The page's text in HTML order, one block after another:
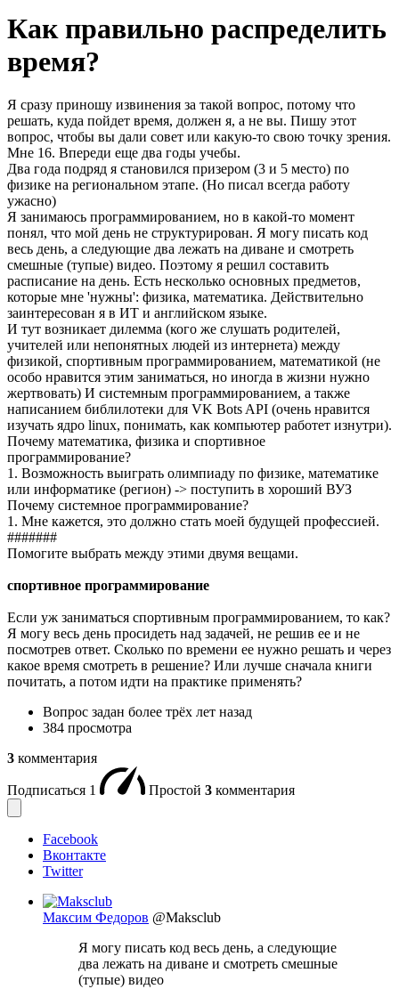
Как правильно распределить
время?
Я сразу приношу извинения за такой вопрос, потому что
решать, куда пойдет время, должен я, а не вы. Пишу этот
вопрос, чтобы вы дали совет или какую-то свою точку зрения.
Мне 16. Впереди еще два годы учебы.
Два года подряд я становился призером (3 и 5 место) по
физике на региональном этапе. (Но писал всегда работу
ужасно)
Я занимаюсь программированием, но в какой-то момент
понял, что мой день не структурирован. Я могу писать код
весь день, а следующие два лежать на диване и смотреть
смешные (тупые) видео. Поэтому я решил составить
расписание на день. Есть несколько основных предметов,
которые мне 'нужны': физика, математика. Действительно
заинтересован я в ИТ и английском языке.
И тут возникает дилемма (кого же слушать родителей,
учителей или непонятных людей из интернета) между
физикой, спортивным программированием, математикой (не
особо нравится этим заниматься, но иногда в жизни нужно
жертвовать) И системным программированием, а также
написанием библилотеки для VK Bots API (очень нравится
изучать ядро linux, понимать, как компьютер работет изнутри).
Почему математика, физика и спортивное
программирование?
1. Возможность выиграть олимпиаду по физике, математике
или информатике (регион) -> поступить в хороший ВУЗ
Почему системное программирование?
1. Мне кажется, это должно стать моей будущей профессией.
#######
Помогите выбрать между этими двумя вещами.
спортивное программирование
Если уж заниматься спортивным программированием, то как?
Я могу весь день просидеть над задачей, не решив ее и не
посмотрев ответ. Сколько по времени ее нужно решать и через
какое время смотреть в решение? Или лучше сначала книги
почитать, а потом идти на практике применять?
Вопрос задан более трёх лет назад
384 просмотра
3 комментария
Подписаться 1 Простой 3 комментария
Facebook
Вконтакте
Twitter
Максим Федоров @Maksclub
Я могу писать код весь день, а следующие
два лежать на диване и смотреть смешные
(тупые) видео